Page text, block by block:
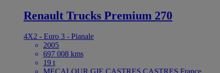
Renault Trucks Premium 270
4X2 - Euro 3 - Pianale
2005
697 008 kms
19 t